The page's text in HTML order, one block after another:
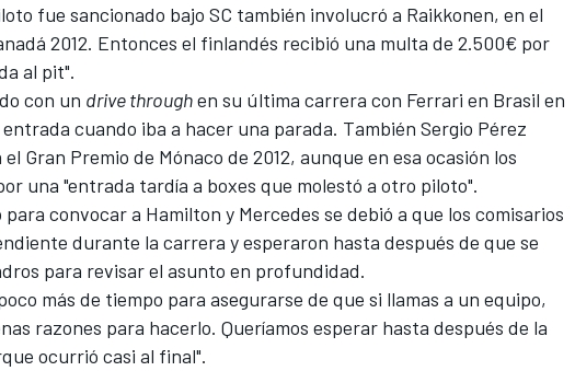
fue sancionado bajo SC también involucró a Raikkonen, en el
2012. Entonces el finlandés recibió una multa de 2.500€ por
al pit".
con un drive throughen su última carrera con Ferrari en Brasil en
cuando iba a hacer una parada. También Sergio Pérez
el Gran Premio de Mónaco de 2012, aunque en esa ocasión los
una "entrada tardía a boxes que molestó a otro piloto".
convocar a Hamilton y Mercedes se debió a que los comisarios
durante la carrera y esperaron hasta después de que se
para revisar el asunto en profundidad.
más de tiempo para asegurarse de que si llamas a un equipo,
razones para hacerlo. Queríamos esperar hasta después de la
ocurrió casi al final".